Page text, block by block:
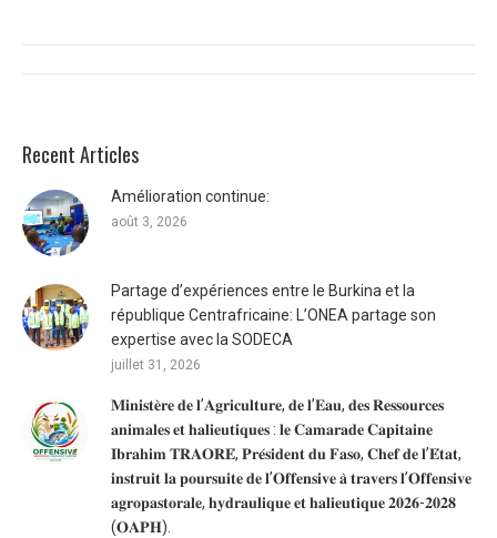
Navigation
Recent Articles
Amélioration continue:
août 3, 2026
Partage d’expériences entre le Burkina et la
république Centrafricaine: L’ONEA partage son
expertise avec la SODECA
juillet 31, 2026
𝐌𝐢𝐧𝐢𝐬𝐭𝐞̀𝐫𝐞 𝐝𝐞 𝐥’𝐀𝐠𝐫𝐢𝐜𝐮𝐥𝐭𝐮𝐫𝐞, 𝐝𝐞 𝐥’𝐄𝐚𝐮, 𝐝𝐞𝐬 𝐑𝐞𝐬𝐬𝐨𝐮𝐫𝐜𝐞𝐬
𝐚𝐧𝐢𝐦𝐚𝐥𝐞𝐬 𝐞𝐭 𝐡𝐚𝐥𝐢𝐞𝐮𝐭𝐢𝐪𝐮𝐞𝐬 : 𝐥𝐞 𝐂𝐚𝐦𝐚𝐫𝐚𝐝𝐞 𝐂𝐚𝐩𝐢𝐭𝐚𝐢𝐧𝐞
𝐈𝐛𝐫𝐚𝐡𝐢𝐦 𝐓𝐑𝐀𝐎𝐑𝐄́, 𝐏𝐫𝐞́𝐬𝐢𝐝𝐞𝐧𝐭 𝐝𝐮 𝐅𝐚𝐬𝐨, 𝐂𝐡𝐞𝐟 𝐝𝐞 𝐥’𝐄́𝐭𝐚𝐭,
𝐢𝐧𝐬𝐭𝐫𝐮𝐢𝐭 𝐥𝐚 𝐩𝐨𝐮𝐫𝐬𝐮𝐢𝐭𝐞 𝐝𝐞 𝐥’𝐎𝐟𝐟𝐞𝐧𝐬𝐢𝐯𝐞 𝐚̀ 𝐭𝐫𝐚𝐯𝐞𝐫𝐬 𝐥’𝐎𝐟𝐟𝐞𝐧𝐬𝐢𝐯𝐞
𝐚𝐠𝐫𝐨𝐩𝐚𝐬𝐭𝐨𝐫𝐚𝐥𝐞, 𝐡𝐲𝐝𝐫𝐚𝐮𝐥𝐢𝐪𝐮𝐞 𝐞𝐭 𝐡𝐚𝐥𝐢𝐞𝐮𝐭𝐢𝐪𝐮𝐞 𝟐𝟎𝟐𝟔-𝟐𝟎𝟐𝟖
(𝐎𝐀𝐏𝐇).